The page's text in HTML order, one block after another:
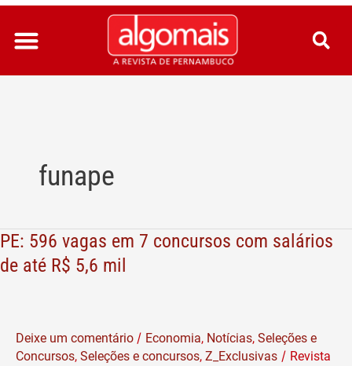
Ir
para
conteúdo
funape
PE: 596 vagas em 7 concursos com salários
de até R$ 5,6 mil
Deixe um comentário / Economia, Notícias, Seleções e
Concursos, Seleções e concursos, Z_Exclusivas / Revista
PE:
596
concursos